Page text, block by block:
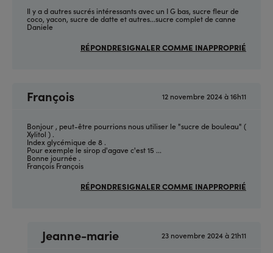
Il y a d autres sucrés intéressants avec un I G bas, sucre fleur de
coco, yacon, sucre de datte et autres...sucre complet de canne
Daniele
RÉPONDRESIGNALER COMME INAPPROPRIÉ
François 12 novembre 2024 à 16h11
Bonjour , peut-être pourrions nous utiliser le "sucre de bouleau" (
Xylitol ) .
Index glycémique de 8 .
Pour exemple le sirop d'agave c'est 15 ...
Bonne journée .
François François
RÉPONDRESIGNALER COMME INAPPROPRIÉ
Jeanne-marie 23 novembre 2024 à 21h11
En
réponse